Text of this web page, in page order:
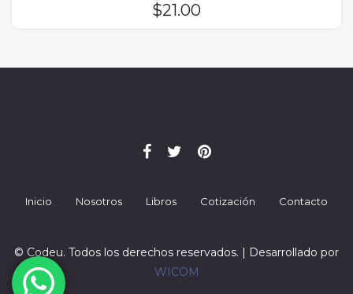
$21.00
Inicio Nosotros Libros Cotización Contacto
© Codeu. Todos los derechos reservados. | Desarrollado por
WICOM